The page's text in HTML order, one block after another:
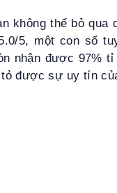
không thể bỏ
5, một con số
nhận được 97%
được sự uy tín